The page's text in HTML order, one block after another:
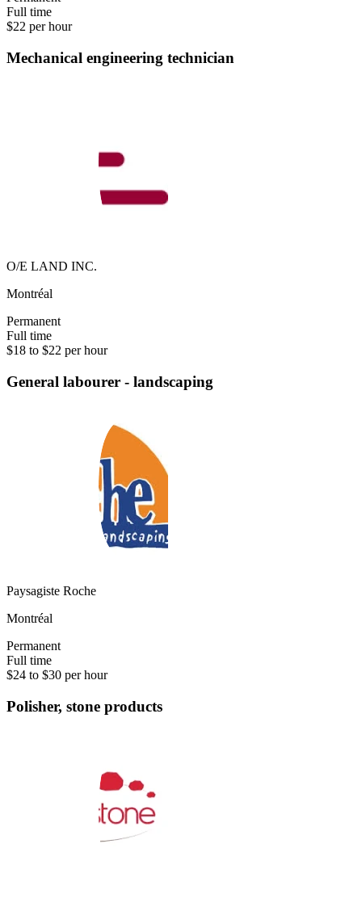
Full time
$22 per hour
Mechanical engineering technician
O/E LAND INC.
Montréal
Permanent
Full time
$18 to $22 per hour
General labourer - landscaping
Paysagiste Roche
Montréal
Permanent
Full time
$24 to $30 per hour
Polisher, stone products